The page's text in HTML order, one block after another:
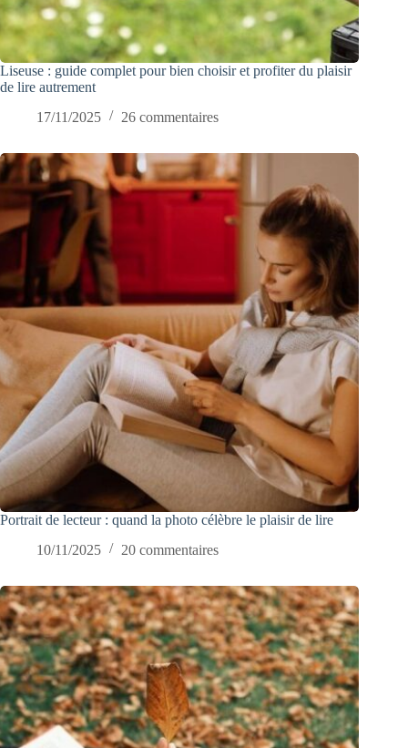
Liseuse : guide complet pour bien choisir et profiter du plaisir
de lire autrement
17/11/2025
26 commentaires
Portrait de lecteur : quand la photo célèbre le plaisir de lire
10/11/2025
20 commentaires